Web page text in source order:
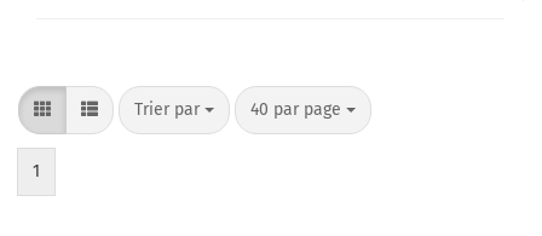
Trier par
Trier par 40 par page
par page
1